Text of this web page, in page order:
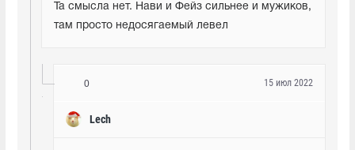
Та смысла нет. Нави и Фейз сильнее и мужиков,
там просто недосягаемый левел
0
Lech
15 июл 2022